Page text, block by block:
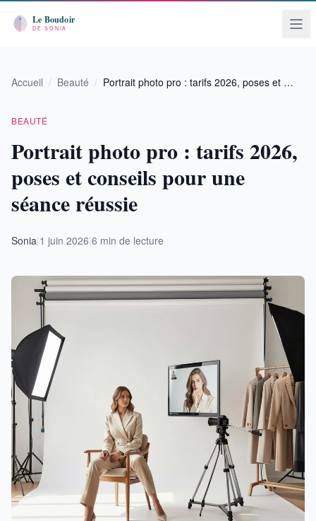
Accueil / Beauté / Portrait photo pro : tarifs 2026, poses et …
BEAUTÉ
Portrait photo pro : tarifs 2026,
poses et conseils pour une
séance réussie
Sonia|1 juin 2026|6 min de lecture